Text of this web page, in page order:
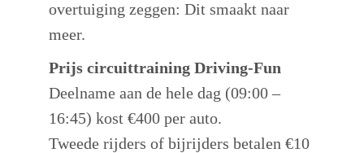
overtuiging zeggen: Dit smaakt naar
meer.
Prijs circuittraining Driving-Fun
Deelname aan de hele dag (09:00 –
16:45) kost €400 per auto.
Tweede rijders of bijrijders betalen €10